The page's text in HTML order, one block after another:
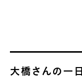
大橋さんの一日